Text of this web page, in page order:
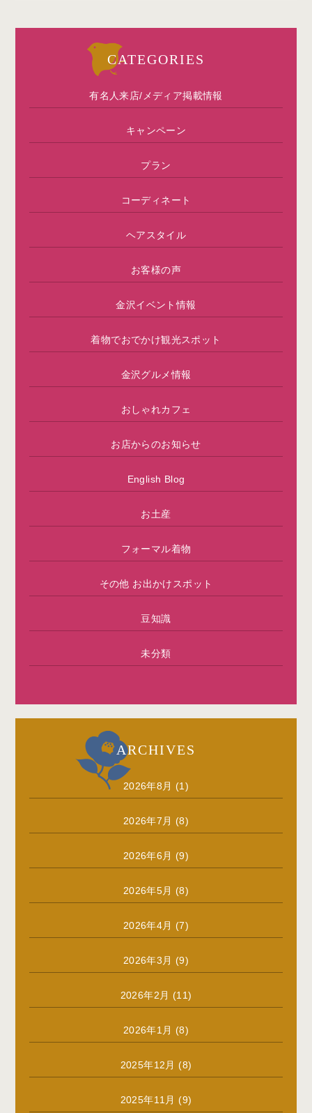
CATEGORIES
有名人来店/メディア掲載情報
キャンペーン
プラン
コーディネート
ヘアスタイル
お客様の声
金沢イベント情報
着物でおでかけ観光スポット
金沢グルメ情報
おしゃれカフェ
お店からのお知らせ
English Blog
お土産
フォーマル着物
その他 お出かけスポット
豆知識
未分類
ARCHIVES
2026年8月 (1)
2026年7月 (8)
2026年6月 (9)
2026年5月 (8)
2026年4月 (7)
2026年3月 (9)
2026年2月 (11)
2026年1月 (8)
2025年12月 (8)
2025年11月 (9)